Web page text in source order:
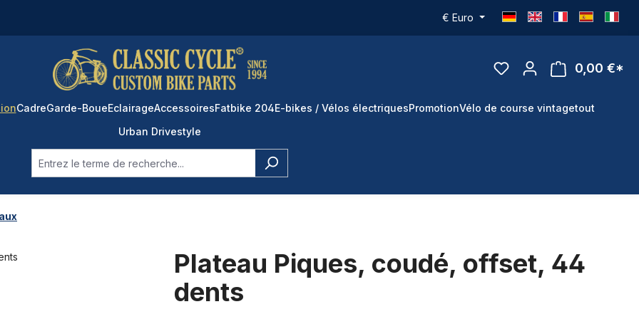
€ Euro
0,00 €*
CadreGarde-BoueEclairageAccessoiresFatbike 204E-bikes / Vélos électriquesPromotionVélo de course vintagetout
Urban Drivestyle
Plateau Piques, coudé, offset, 44
dents